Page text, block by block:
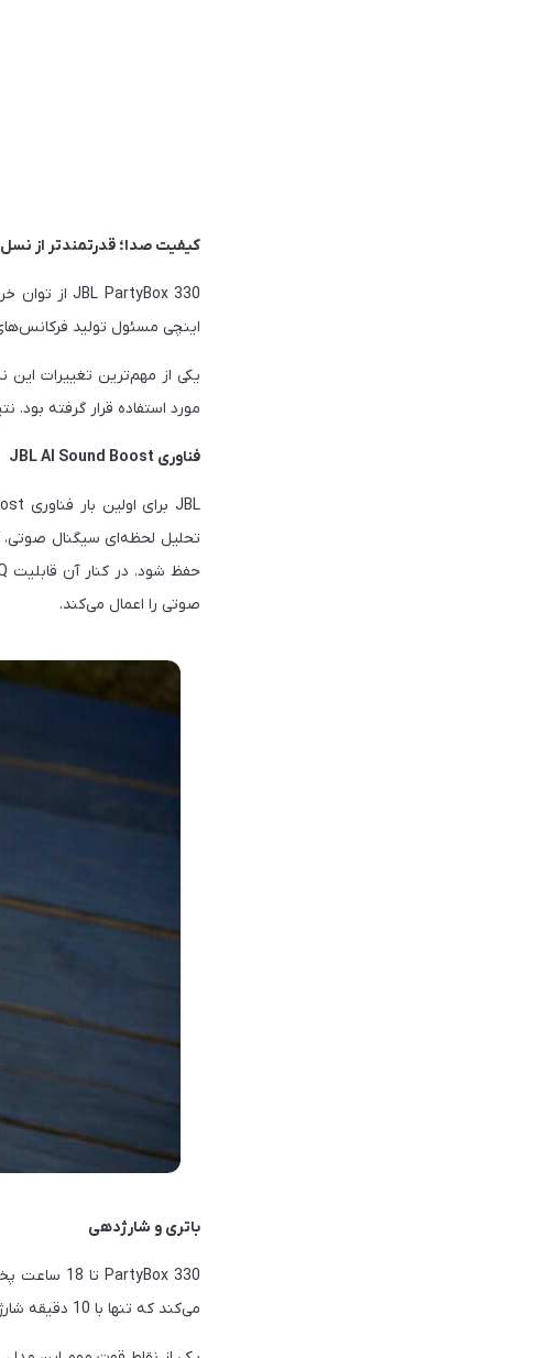
کیفیت صدا؛ قدرتمندتر از
اینچی مسئول تولید
مورد استفاده قرار گرفته بود.
فناوری JBL AI Sound Boost
تحلیل لحظه‌ای سیگنال صوتی،
صوتی را اعمال می‌کند.
باتری و شارژدهی
می‌کند که تنها با 10 دقیقه شارژ، حدود 2 ساعت پخش موسیقی در اختیار داشته باشید.